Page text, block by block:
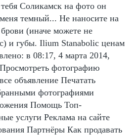
Соликамск на фото он
темный... Не наносите на
брови (иначе можете не
и губы. Ilium Stanabolic ценам
в 08:17, 4 марта 2014,
фотографию
объявление Печатать
фотографиями
Помощь Топ-
услуги Реклама на сайте
Партнёры Как продавать